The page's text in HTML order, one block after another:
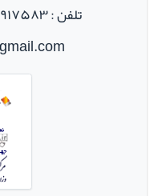
تلفن : ۰۲۱۳۳۹۱۷۵۸۳ - ۰۲۱۳۳۹۱۴۴۳۴